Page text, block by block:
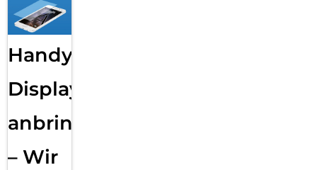
Handy
Displayfolie
anbringen
– Wir